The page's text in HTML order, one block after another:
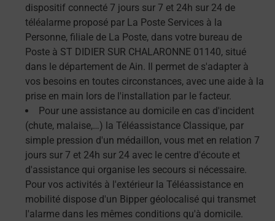
dispositif connecté 7 jours sur 7 et 24h sur 24 de
téléalarme proposé par La Poste Services à la
Personne, filiale de La Poste, dans votre bureau de
Poste à ST DIDIER SUR CHALARONNE 01140, situé
dans le département de Ain. Il permet de s'adapter à
vos besoins en toutes circonstances, avec une aide à la
prise en main lors de l'installation par le facteur.
Pour une assistance au domicile en cas d'incident
(chute, malaise,…) la Téléassistance Classique, par
simple pression d'un médaillon, vous met en relation 7
jours sur 7 et 24h sur 24 avec le centre d'écoute et
d'assistance qui organise les secours si nécessaire.
Pour vos activités à l'extérieur la Téléassistance en
mobilité dispose d'un Bipper géolocalisé qui transmet
l'alarme dans les mêmes conditions qu'à domicile.